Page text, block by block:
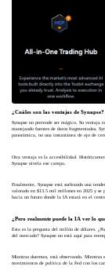
¿Cuáles son las ventajas de Synapse?
Synapse no pretende ser mágico. Su ventaja
manejando fuentes de datos fragmentadas,
panorámica, no una instantánea de ojo de
Otra ventaja es la accesibilidad.
Synapse nivela ese campo.
Finalmente, Synapse está surfeando una
valorado en $13.5 mil millones en 2025 y se
hacia un futuro donde la IA estará en el
¿Pero realmente puede la IA ver lo
Esta es la pregunta del millón de dólares.
del mercado? Synapse no está aquí para
Mientras duermes, está observando.
movimientos de política de la Fed con los